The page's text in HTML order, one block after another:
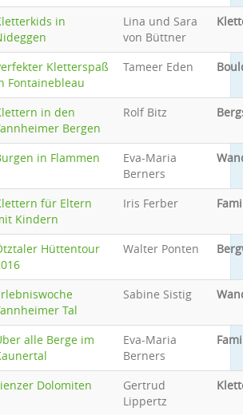
in
Lina und Sara
von Büttner
Kletterspaß
Fontainebleau
Tameer Eden
in den
Bergen
Rolf Bitz
in Flammen
Eva-Maria
Berners
für Eltern
Kindern
Iris Ferber
Hüttentour
Walter Ponten
Tal
Sabine Sistig
alle Berge im
Eva-Maria
Berners
Dolomiten
Gertrud
Lippertz